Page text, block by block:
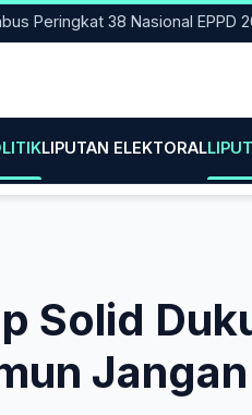
38 Nasional EPPD 2024,
LIPUTAN ELEKTORAL
Solid
Jangan